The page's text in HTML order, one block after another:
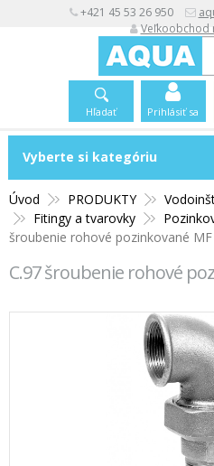
+421 45 53 26 950
Veľkoobchod
Hľadať Prihlásiť sa
Vyberte si kategóriu
Úvod PRODUKTY
Fitingy a tvarovky
šroubenie rohové pozinkované MF
C.97 šroubenie rohové
Vyberte si kategóriu